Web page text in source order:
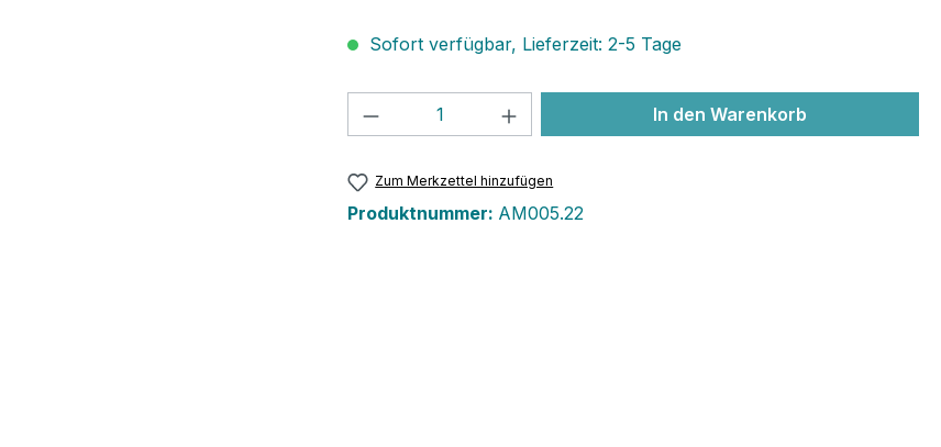
Sofort verfügbar, Lieferzeit: 2-5 Tage
Produkt Anzahl: Gib den gewünschten Wert
In den Warenkorb
Zum Merkzettel hinzufügen
Produktnummer: AM005.22